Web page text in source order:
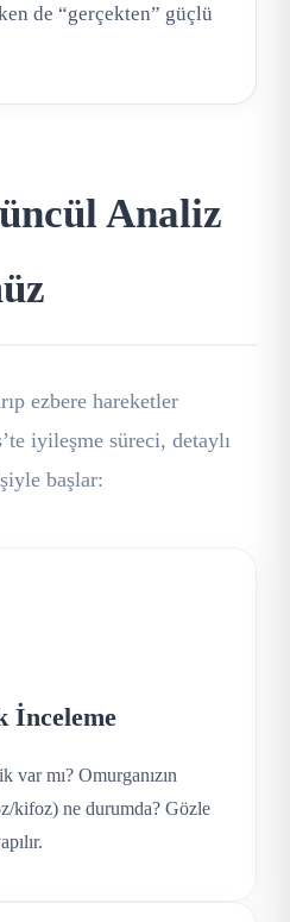
de “gerçekten” güçlü
Analiz
ezbere hareketler
iyileşme süreci, detaylı
başlar:
İnceleme
var mı? Omurganızın
kifoz) ne durumda? Gözle